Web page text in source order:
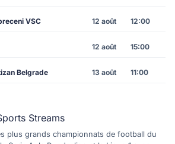
VSC 12 août 12:00
12 août 15:00
Belgrade 13 août 11:00
Streams
plus grands championnats de football du